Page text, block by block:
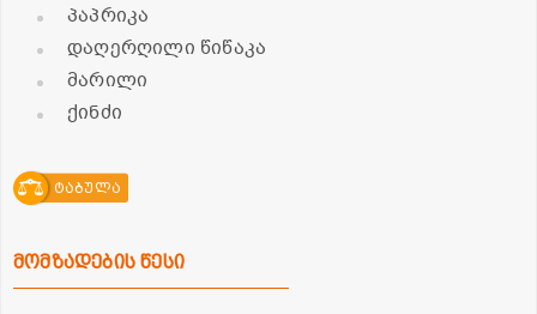
პაპრიკა
დაღერღილი წიწაკა
მარილი
ქინძი
ტაბულა
მომზადების წესი